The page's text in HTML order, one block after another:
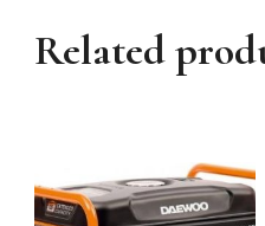
Related